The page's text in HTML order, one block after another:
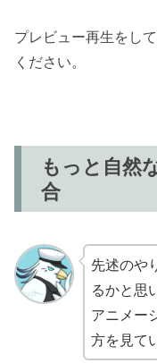
プレビュー再生をし
ください。
もっと自然
合
先述のや
るかと思
アニメー
方を見て